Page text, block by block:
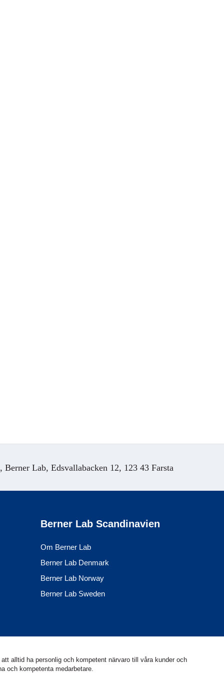
Lab, Edsvallabacken 12, 123 43 Farsta
Berner Lab Scandinavien
Om Berner Lab
Berner Lab Denmark
Berner Lab Norway
Berner Lab Sweden
alltid ha personlig och kompetent närvaro till våra kunder och
och kompetenta medarbetare.